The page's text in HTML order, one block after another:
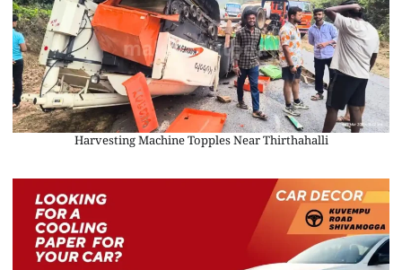
Harvesting Machine Topples Near Thirthahalli